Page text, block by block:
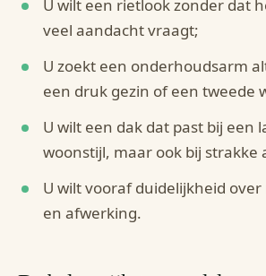
U wilt een rietlook zonder dat
veel aandacht vraagt;
U zoekt een onderhoudsarm
een druk gezin of een tweede
U wilt een dak dat past bij een
woonstijl, maar ook bij strakke
U wilt vooraf duidelijkheid
en afwerking.